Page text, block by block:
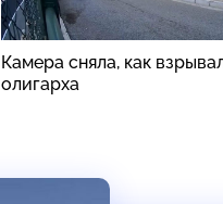
Камера сняла, как
олигарха